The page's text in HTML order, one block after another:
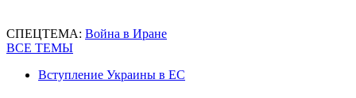
СПЕЦТЕМА: Война в Иране
ВСЕ ТЕМЫ
Вступление Украины в ЕС